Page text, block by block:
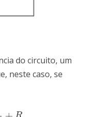
do circuito, um
neste caso, se